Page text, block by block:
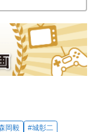
岡毅 #城彰二